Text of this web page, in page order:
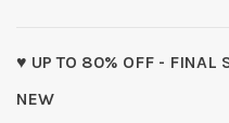
♥ UP TO 80% OFF - FINAL
NEW